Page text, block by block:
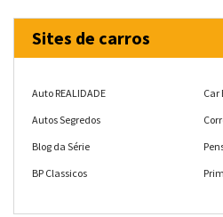
Sites de carros
Auto REALIDADE
Autos Segredos
Blog da Série
BP Classicos
Car